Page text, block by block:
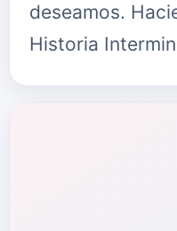
deseamos.
Historia